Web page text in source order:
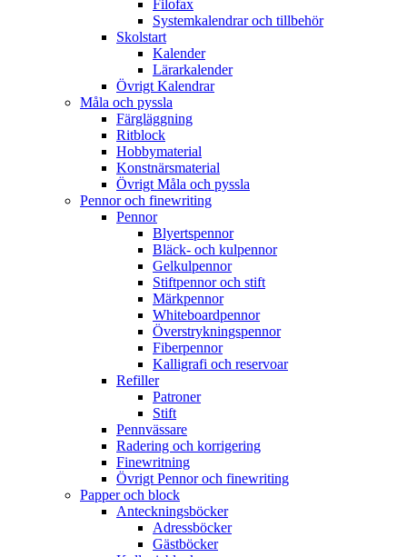
Filofax
Systemkalendrar och tillbehör
Skolstart
Kalender
Lärarkalender
Övrigt Kalendrar
Måla och pyssla
Färgläggning
Ritblock
Hobbymaterial
Konstnärsmaterial
Övrigt Måla och pyssla
Pennor och finewriting
Pennor
Blyertspennor
Bläck- och kulpennor
Gelkulpennor
Stiftpennor och stift
Märkpennor
Whiteboardpennor
Överstrykningspennor
Fiberpennor
Kalligrafi och reservoar
Refiller
Patroner
Stift
Pennvässare
Radering och korrigering
Finewritning
Övrigt Pennor och finewriting
Papper och block
Anteckningsböcker
Adressböcker
Gästböcker